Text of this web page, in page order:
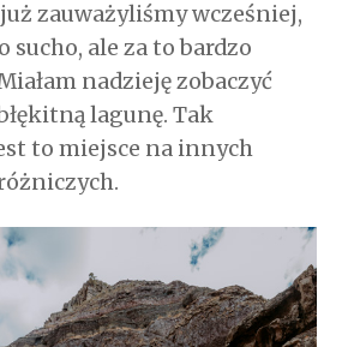
zauważyliśmy wcześniej,
sucho, ale za to bardzo
nadzieję zobaczyć
lagunę. Tak
to miejsce na innych